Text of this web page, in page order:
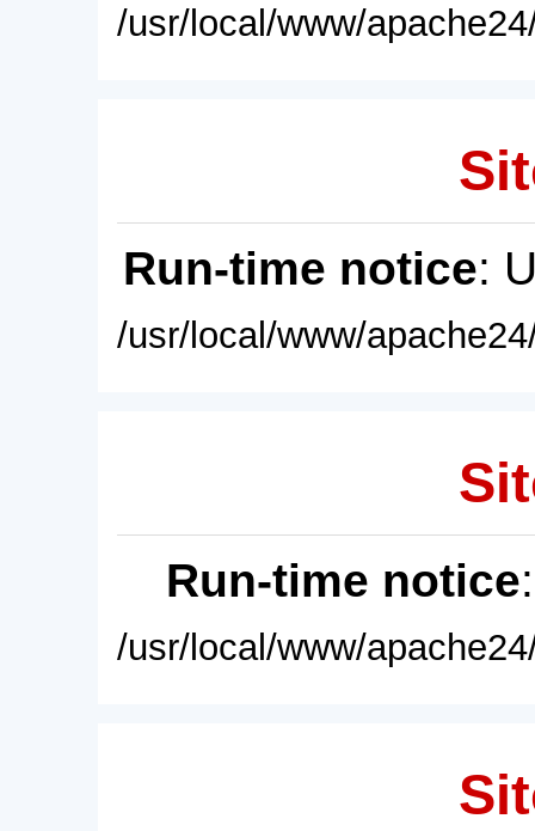
/usr/local/www/
Run-time notice:
/usr/local/www/
Run-time notice
/usr/local/www/